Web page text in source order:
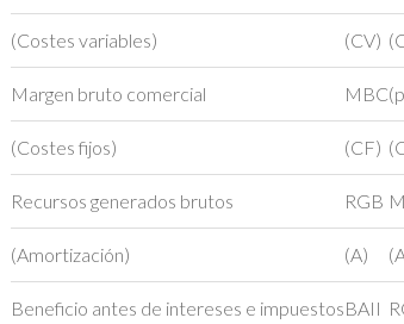
(Costes variables) (CV)
Margen bruto comercial MBC
(Costes fijos) (CF)
Recursos generados brutos RGB
(Amortización) (A)
Beneficio antes de intereses e impuestosBAII